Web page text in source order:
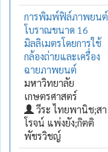
การพิมพ์ฟิล์ภาพยนต์
โบราณขนาด 16
มิลลิเมตรโดยการใช้
กล้องถ่ายและเครื่อง
ฉายภาพยนต์
มหาวิทยาลัย
เกษตรศาสตร์
วีระ ไทยพานิช;สา
โรจน์ แพ่งยัง;กิตติ
พัชรวิชญ์